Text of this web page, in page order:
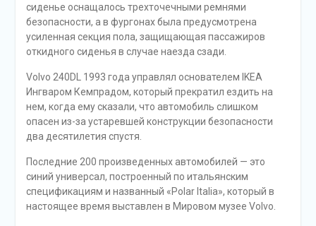
сиденье оснащалось трехточечными ремнями
безопасности, а в фургонах была предусмотрена
усиленная секция пола, защищающая пассажиров
откидного сиденья в случае наезда сзади.
Volvo 240DL 1993 года управлял основателем IKEA
Ингваром Кемпрадом, который прекратил ездить на
нем, когда ему сказали, что автомобиль слишком
опасен из-за устаревшей конструкции безопасности
два десятилетия спустя.
Последние 200 произведенных автомобилей — это
синий универсал, построенный по итальянским
спецификациям и названный «Polar Italia», который в
настоящее время выставлен в Мировом музее Volvo.